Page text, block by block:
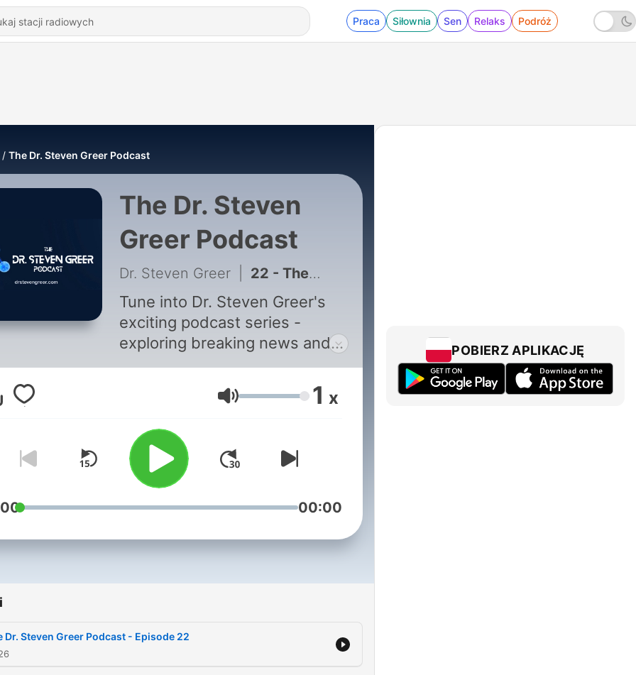
Praca Siłownia Sen Relaks Podróż
The Dr. Steven Greer Podcast
The Dr. Steven
Greer Podcast
Dr. Steven Greer 22 - The Dr. Steven Greer Podcast - Episode 22
Tune into Dr. Steven Greer's
exciting podcast series -
exploring breaking news and
topics on the UAP/NHI issue
and his ongoing disclosure
Głośność 1 x
00:00
Dr. Steven Greer Podcast - Episode 22
POBIERZ APLIKACJĘ